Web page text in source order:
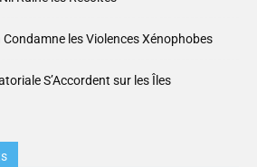
les Violences Xénophobes
S’Accordent sur les Îles